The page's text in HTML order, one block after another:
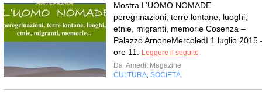
Mostra L’UOMO NOMADE
peregrinazioni, terre lontane, luoghi,
etnie, migranti, memorie Cosenza –
Palazzo ArnoneMercoledì 1 luglio 2015
ore 11. Leggere il seguito
Da Amedit Magazine
CULTURA, SOCIETÀ